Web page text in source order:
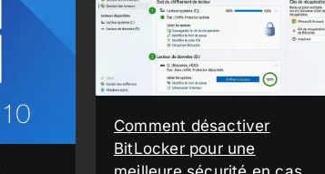
Comment désactiver
BitLocker pour une